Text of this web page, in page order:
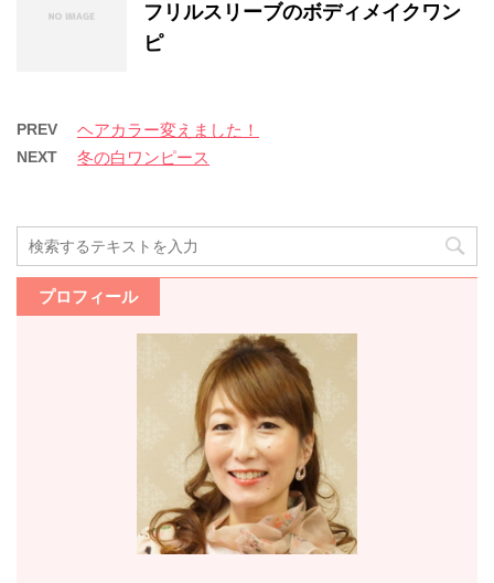
フリルスリーブのボディメイクワン
ピ
PREV ヘアカラー変えました！
NEXT 冬の白ワンピース
プロフィール